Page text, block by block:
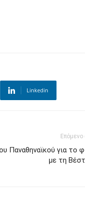
Linkedin
Παναθηναϊκού για το
με τη